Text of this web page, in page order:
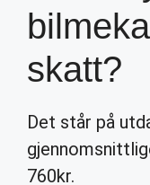
skatt?
Det står på
760kr.